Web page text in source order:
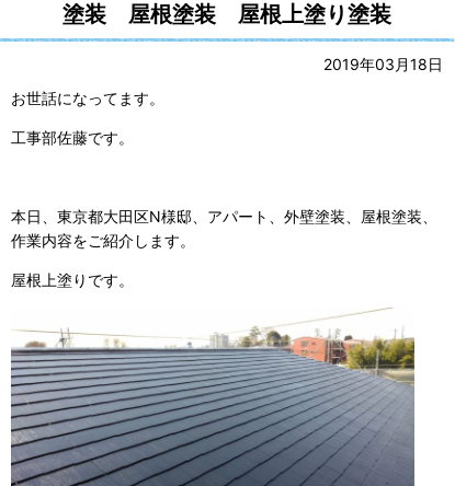
塗装 屋根塗装 屋根上塗り塗装
2019年03月18日
お世話になってます。
工事部佐藤です。
本日、東京都大田区N様邸、アパート、外壁塗装、屋根塗装、
作業内容をご紹介します。
屋根上塗りです。